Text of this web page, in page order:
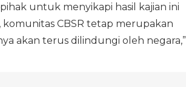
untuk menyikapi hasil kajian ini
CBSR tetap merupakan
akan terus dilindungi oleh negara,”